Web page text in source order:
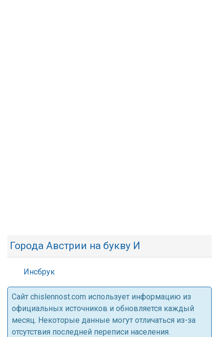
Города Австрии на букву И
Инсбрук
Cайт chislennost.com использует информацию из
официальных источников и обновляется каждый
месяц. Некоторые данные могут отличаться из-за
отсутствия последней переписи населения.